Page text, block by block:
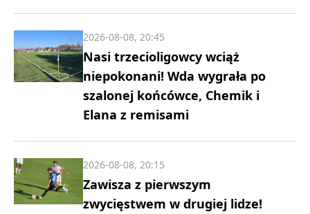
Nasi trzecioligowcy wciąż
niepokonani! Wda wygrała po
szalonej końcówce, Chemik i
Elana z remisami
2026-08-08, 20:45
Zawisza z pierwszym
zwycięstwem w drugiej lidze!
2026-08-08, 20:15